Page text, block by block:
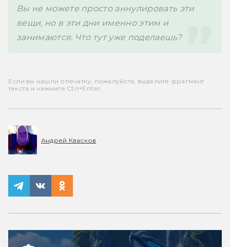
Вы не можете просто аннулировать эти
вещи, но в эти дни именно этим и
занимаются. Что тут уже поделаешь?
Если вы нашли опечатку, пожалуйста, выделите фрагмент
текста и нажмите Ctrl+Enter.
Андрей Квасков